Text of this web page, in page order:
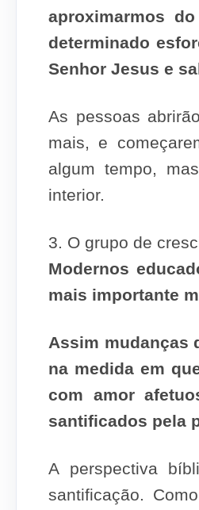
aproximarmos
determinado
Senhor Jesus e
As pessoas
mais, e
algum tempo,
interior.
3. O grupo de
Modernos
mais importante
Assim mudanças
na medida em
com amor
santificados pela
A perspectiva
santificação.